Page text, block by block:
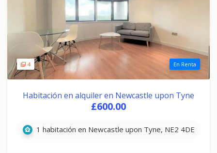
4 En Renta
Habitación en alquiler en Newcastle upon Tyne
£600.00
1 habitación en Newcastle upon Tyne, NE2 4DE